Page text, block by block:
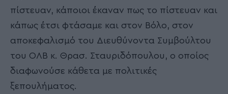
πίστευαν, κάποιοι έκαναν πως το πίστευαν και
κάπως έτσι φτάσαμε και στον Βόλο, στον
αποκεφαλισμό του Διευθύνοντα Συμβούλτου
του ΟΛΒ κ. Θρασ. Σταυριδόπουλου, ο οποίος
διαφωνούσε κάθετα με πολιτικές
ξεπουλήματος.